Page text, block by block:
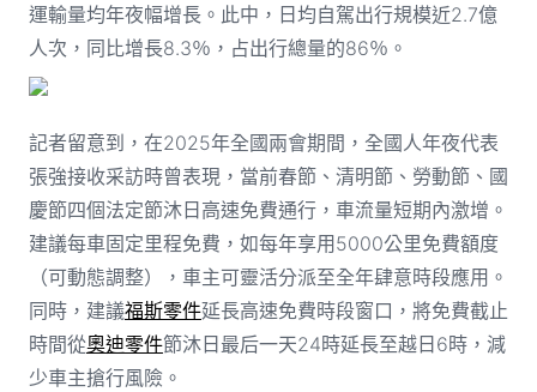
運輸量均年夜幅增長。此中，日均自駕出行規模近2.7億
人次，同比增長8.3％，占出行總量的86％。
記者留意到，在2025年全國兩會期間，全國人年夜代表
張強接收采訪時曾表現，當前春節、清明節、勞動節、國
慶節四個法定節沐日高速免費通行，車流量短期內激增。
建議每車固定里程免費，如每年享用5000公里免費額度
（可動態調整），車主可靈活分派至全年肆意時段應用。
同時，建議福斯零件延長高速免費時段窗口，將免費截止
時間從奧迪零件節沐日最后一天24時延長至越日6時，減
少車主搶行風險。